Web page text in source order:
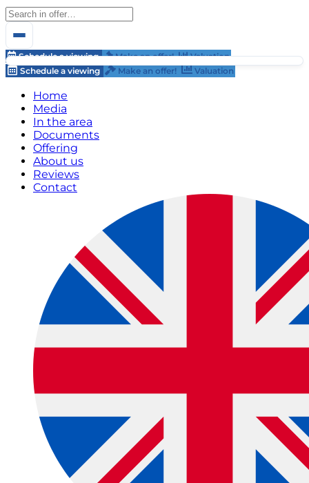
Schedule a viewing Make an offer!
Valuation
Schedule a viewing
Make an offer! Valuation
Home
Media
In the area
Documents
Offering
About us
Reviews
Contact